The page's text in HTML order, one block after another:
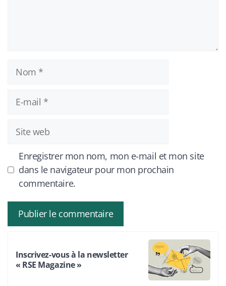
Nom
mail
Site
web
Enregistrer mon nom, mon e-mail et mon site
dans le navigateur pour mon prochain
commentaire.
Inscrivez-vous à la newsletter
« RSE Magazine »